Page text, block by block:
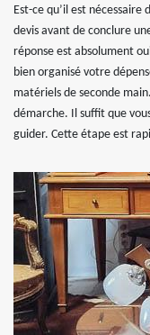
Est-ce qu’il est
devis avant de conclure
réponse est absolument
bien organisé votre
matériels de seconde
démarche. Il suffit que
guider. Cette étape est